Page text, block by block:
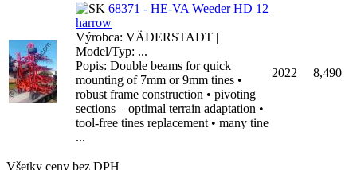
68371 - HE-VA Weeder HD 12
harrow
Výrobca: VÄDERSTADT |
Model/Typ: ...
Popis: Double beams for quick
mounting of 7mm or 9mm tines •
robust frame construction • pivoting
sections – optimal terrain adaptation •
tool-free tines replacement • many tine
...
2022 8,490
Všetky ceny bez DPH